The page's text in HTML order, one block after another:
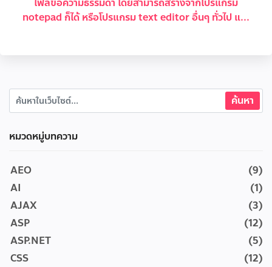
notepad ก็ได้ หรือโปรแกรม text editor อื่นๆ ทั่วไป แ...
หมวดหมู่บทความ
AEO
(9)
AI
(1)
AJAX
(3)
ASP
(12)
ASP.NET
(5)
CSS
(12)